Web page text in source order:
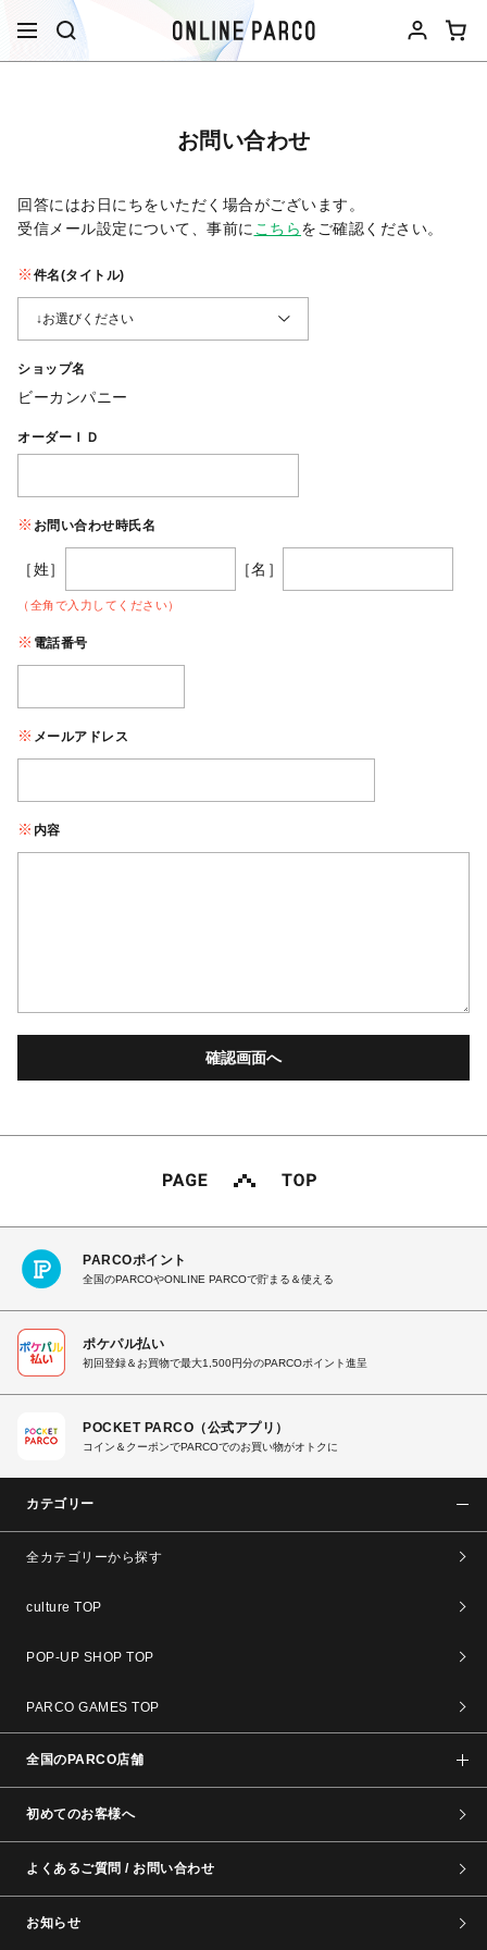
お問い合わせ
回答にはお日にちをいただく場合がございます。
受信メール設定について、事前に こちらをご確認ください。​
件名(タイトル)
ショップ名
ビーカンパニー
オーダーＩＤ
お問い合わせ時氏名
［姓］ ［名］
（全角で入力してください）
電話番号
メールアドレス
内容
PARCOポイント
全国のPARCOやONLINE PARCOで貯まる＆使える
ポケパル払い
初回登録＆お買物で最大1,500円分のPARCOポイント進呈
POCKET PARCO（公式アプリ）
コイン＆クーポンでPARCOでのお買い物がオトクに
カテゴリー
全カテゴリーから探す
culture TOP
POP-UP SHOP TOP
PARCO GAMES TOP
全国のPARCO店舗
初めてのお客様へ
よくあるご質問 / お問い合わせ
お知らせ